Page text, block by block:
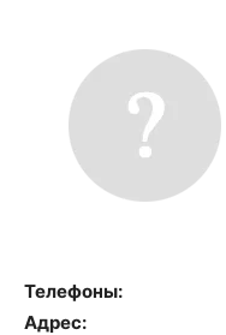
Телефоны:
Адрес: